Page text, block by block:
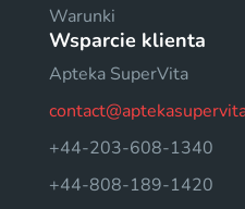
Warunki
Wsparcie klienta
Apteka SuperVita
+44-203-608-1340
+44-808-189-1420